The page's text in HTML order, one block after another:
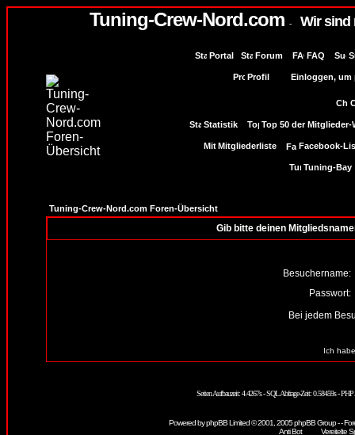
Tuning-Crew-Nord.com - Wir sind
Portal Forum FAQ
Profil Einloggen, um
Statistik Top 50 der Mitglieder-
Mitgliederliste Facebook-
Tuning-Bay
Tuning-Crew-Nord.com Foren-Übersicht
Gib bitte deinen
Besuchername:
Passwort:
Bei jedem
Ich
Seiten Aufbauzeit: 4.4267s - SQL Abfrage-Zeit: 0.58459s -
Powered byphpBBLimited © 2001, 2005 phpBB Group - -
Vereitelte